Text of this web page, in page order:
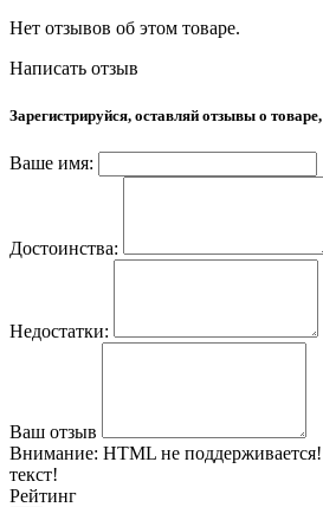
Нет отзывов об этом товаре.
Написать отзыв
Зарегистрируйся, оставляй отзывы о
Ваше имя:
Достоинства:
Недостатки:
Ваш отзыв
Внимание: HTML не
текст!
Рейтинг